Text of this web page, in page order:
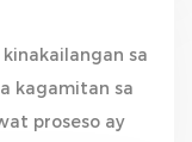
sa
kagamitan sa
proseso ay